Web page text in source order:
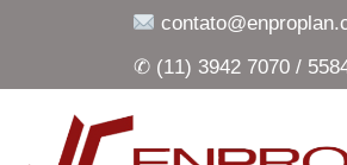
✆ (11) 3942 7070 /